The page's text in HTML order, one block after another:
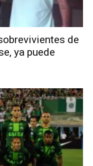
de
ya puede